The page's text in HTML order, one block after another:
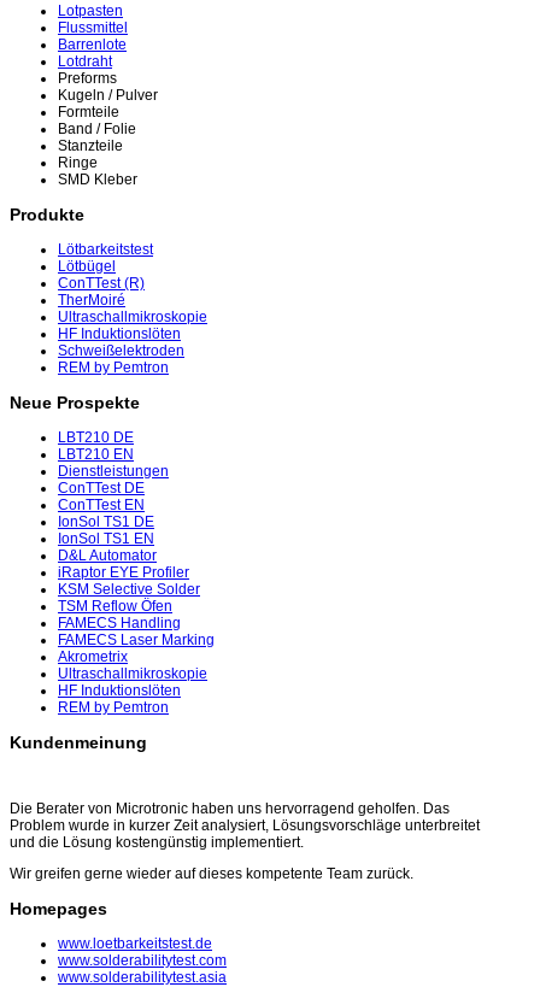
Lotpasten
Flussmittel
Barrenlote
Lotdraht
Preforms
Kugeln / Pulver
Formteile
Band / Folie
Stanzteile
Ringe
SMD Kleber
Produkte
Lötbarkeitstest
Lötbügel
ConTTest (R)
TherMoiré
Ultraschallmikroskopie
HF Induktionslöten
Schweißelektroden
REM by Pemtron
Neue Prospekte
LBT210 DE
LBT210 EN
Dienstleistungen
ConTTest DE
ConTTest EN
IonSol TS1 DE
IonSol TS1 EN
D&L Automator
iRaptor EYE Profiler
KSM Selective Solder
TSM Reflow Öfen
FAMECS Handling
FAMECS Laser Marking
Akrometrix
Ultraschallmikroskopie
HF Induktionslöten
REM by Pemtron
Kundenmeinung
Die Berater von Microtronic haben uns hervorragend geholfen. Das
Problem wurde in kurzer Zeit analysiert, Lösungsvorschläge unterbreitet
und die Lösung kostengünstig implementiert.
Wir greifen gerne wieder auf dieses kompetente Team zurück.
Homepages
www.loetbarkeitstest.de
www.solderabilitytest.com
www.solderabilitytest.asia